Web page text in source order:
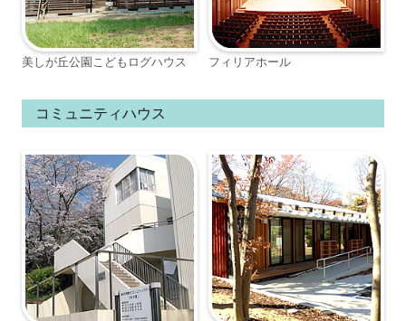
美しが丘公園こどもログハウス フィリアホール
コミュニティハウス